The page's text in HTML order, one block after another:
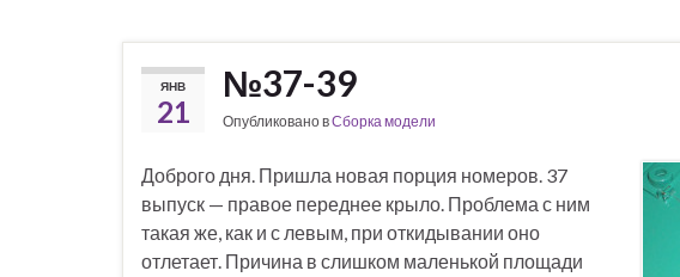
ЯНВ
21
№37-39
Опубликовано вСборка модели
Доброго дня. Пришла новая порция номеров. 37
выпуск — правое переднее крыло. Проблема с ним
такая же, как и с левым, при откидывании оно
отлетает. Причина в слишком маленькой площади